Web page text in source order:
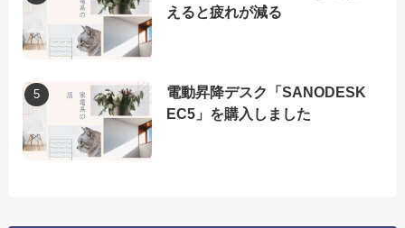
えると疲れが減る
電動昇降デスク「SANODESK
EC5」を購入しました